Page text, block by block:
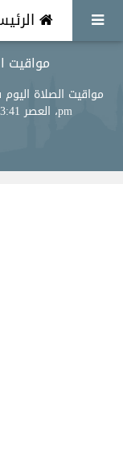
مواقيت
pm، العصر 3:41 pm، المغرب 7:00 pm، العشاء 8:06 pm.